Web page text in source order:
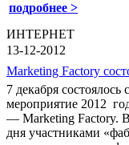
подробнее >
ИНТЕРНЕТ
13-12-2012
Marketing Factory
7 декабря
мероприятие 2012
— Marketing Factory.
дня участниками